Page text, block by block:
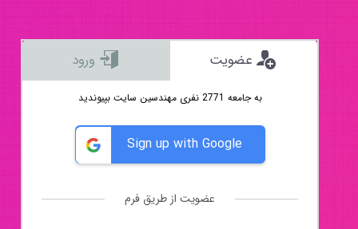
به جامعه 2771 نفری مهندسین سایت بپیوندید
Sign up with Google
عضویت از طریق فرم